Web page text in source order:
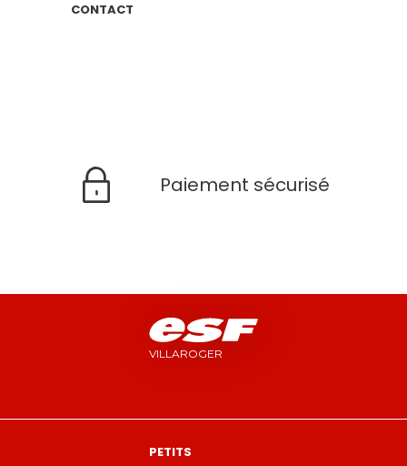
CONTACT
Paiement sécurisé
VILLAROGER
PETITS